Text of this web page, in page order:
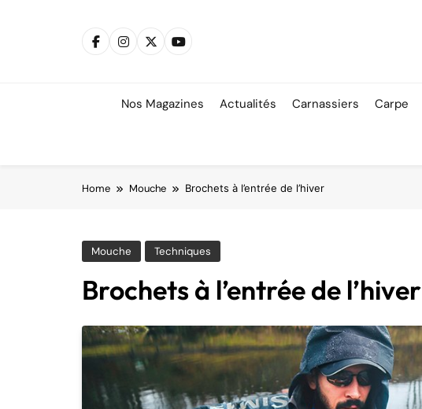
Nos Magazines Actualités Carnassiers Carpe
Home Mouche Brochets à l’entrée de l’hiver
Mouche Techniques
Brochets à l’entrée de l’hiver